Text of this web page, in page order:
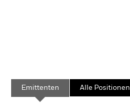
Emittenten Alle Positionen